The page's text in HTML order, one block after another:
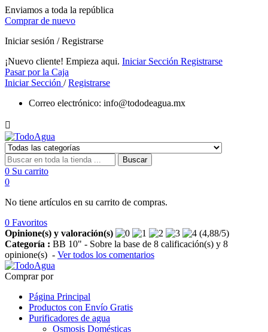
Enviamos a toda la república
Comprar de nuevo
Iniciar sesión / Registrarse
¡Nuevo cliente! Empieza aqui. Iniciar Sección Registrarse
Pasar por la Caja
Iniciar Sección /Registrarse
Correo electrónico: info@tododeagua.mx

Buscar
0 Su carrito
0
No tiene artículos en su carrito de compras.
0 Favoritos
Opinione(s) y valoración(s)
(4,88/5)
Categoría : BB 10" - Sobre la base de 8 calificación(s) y 8
opinione(s) - Ver todos los comentarios
Comprar por
Página Principal
Productos con Envío Gratis
Purificadores de agua
Osmosis Domésticas